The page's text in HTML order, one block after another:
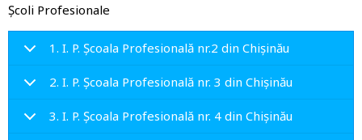
Şcoli Profesionale
1. I. P. Școala Profesională nr.2 din Chișinău
2. I. P. Școala Profesională nr. 3 din Chișinău
3. I. P. Școala Profesională nr. 4 din Chișinău